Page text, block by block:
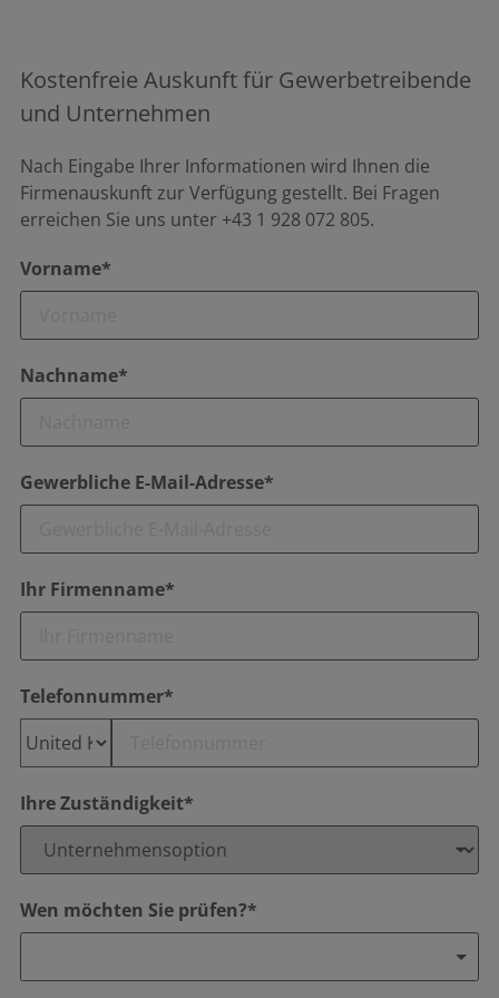
Kostenfreie Auskunft für Gewerbetreibende
und Unternehmen
Nach Eingabe Ihrer Informationen wird Ihnen die
Firmenauskunft zur Verfügung gestellt. Bei Fragen
erreichen Sie uns unter +43 1 928 072 805.
Vorname*
Nachname*
Gewerbliche E-Mail-Adresse*
Ihr Firmenname*
Telefonnummer*
Ihre Zuständigkeit*
Wen möchten Sie prüfen?*